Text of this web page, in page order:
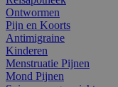
Ontwormen
Pijn en Koorts
Antimigraine
Kinderen
Menstruatie Pijnen
Mond Pijnen